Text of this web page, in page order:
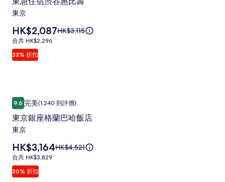
準
詳
住
宿
渋
谷
惠
相
片
集
東京
33% 折扣
價
格
為
HK$2,087
HK$2,087原
關
標
準
詳
HK$3,115
合
共
HK$2,296
合共 HK$2,296
東
京
銀
座
格
蘭
巴
9.69.6 分 (滿分為 10 分)，完美，(1,240 則評價)
完美(1,240 則評價)
東京銀座格蘭巴哈飯店
東京
30% 折扣
價
格
為
HK$3,164
HK$3,164原
HK$4,521
合
共
HK$3,829
合共 HK$3,829
東京銀座格蘭巴哈飯店